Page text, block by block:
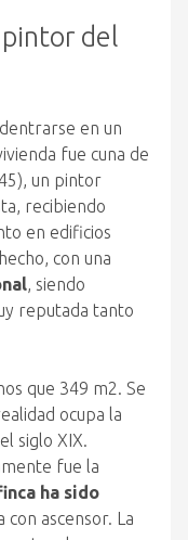
pintor del
en un
fue cuna de
un pintor
recibiendo
en edificios
con una
, siendo
reputada tanto
que 349 m2. Se
ocupa la
siglo XIX.
fue la
ha sido
con ascensor. La